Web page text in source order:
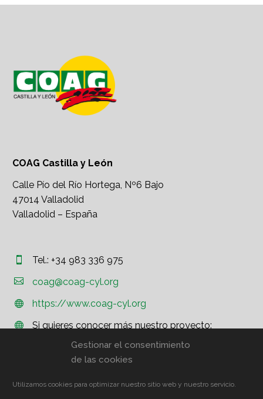
Gestionar el consentimiento
de las cookies
Utilizamos cookies para optimizar nuestro sitio web y nuestro servicio.
COAG Castilla y León
Calle Pío del Río Hortega, Nº6 Bajo
47014 Valladolid
Valladolid – España

 Tel.: +34 983 336 975

 coag@coag-cyl.org

 https://www.coag-cyl.org


Si quieres conocer más nuestro proyecto:
http://www.coag.org